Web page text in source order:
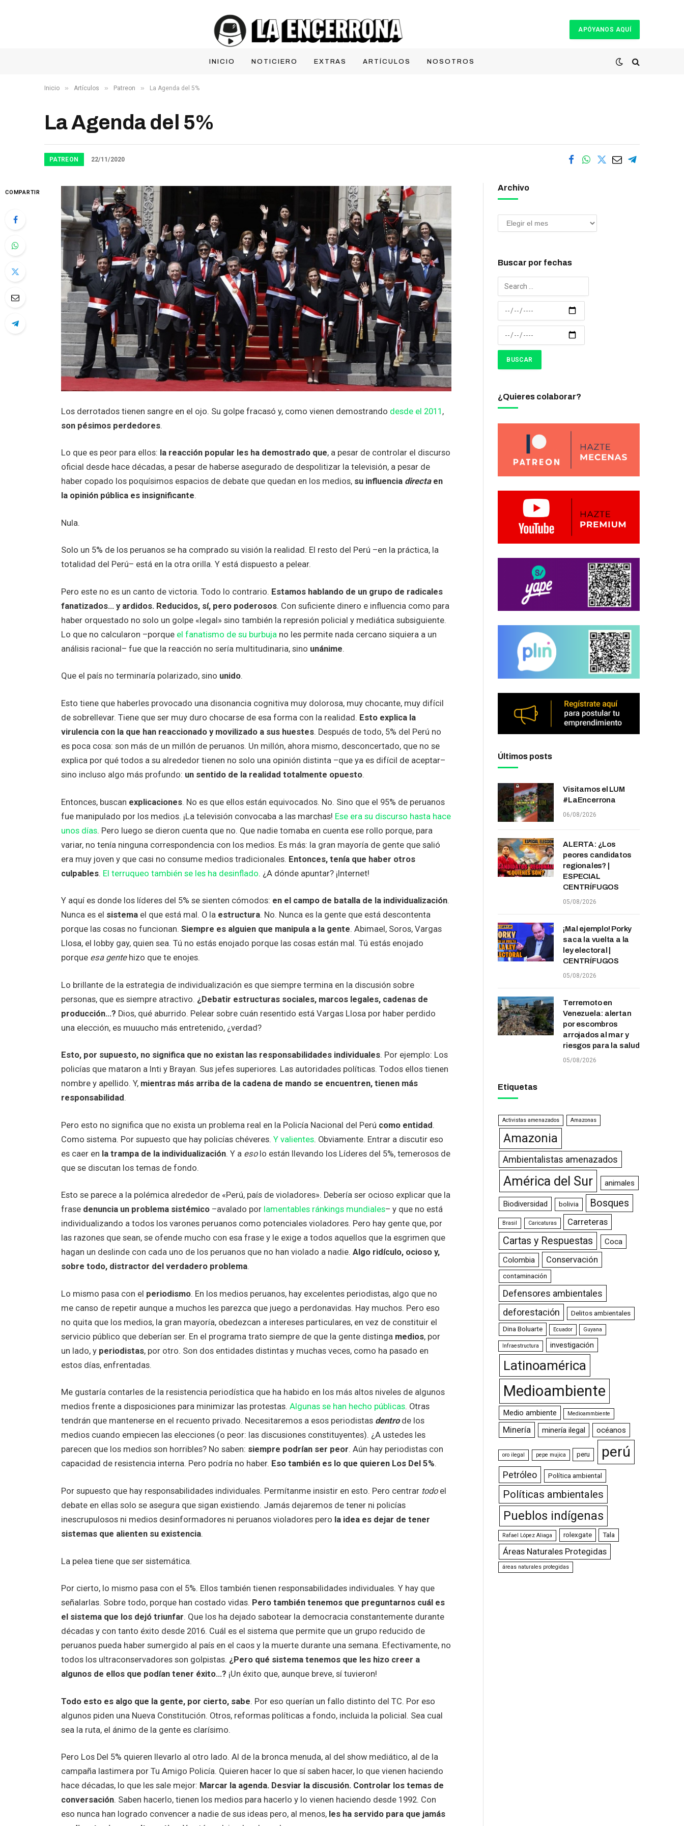
APÓYANOS AQUÍ
INICIO NOTICIERO EXTRAS ARTÍCULOS NOSOTROS
Inicio » Artículos » Patreon » La Agenda del 5%
La Agenda del 5%
PATREON 22/11/2020
COMPARTIR
Los derrotados tienen sangre en el ojo. Su golpe fracasó y, como vienen demostrando desde el 2011 ,
son pésimos perdedores.
Lo que es peor para ellos: la reacción popular les ha demostrado que, a pesar de controlar el discurso
oficial desde hace décadas, a pesar de haberse asegurado de despolitizar la televisión, a pesar de
haber copado los poquísimos espacios de debate que quedan en los medios, su influencia directaen
la opinión pública es insignificante.
Nula.
Solo un 5% de los peruanos se ha comprado su visión la realidad. El resto del Perú –en la práctica, la
totalidad del Perú– está en la otra orilla. Y está dispuesto a pelear.
Pero este no es un canto de victoria. Todo lo contrario. Estamos hablando de un grupo de radicales
fanatizados… y ardidos. Reducidos, sí, pero poderosos. Con suficiente dinero e influencia como para
haber orquestado no solo un golpe «legal» sino también la represión policial y mediática subsiguiente.
Lo que no calcularon –porque el fanatismo de su burbujano les permite nada cercano siquiera a un
análisis racional– fue que la reacción no sería multitudinaria, sino unánime.
Que el país no terminaría polarizado, sino unido.
Esto tiene que haberles provocado una disonancia cognitiva muy dolorosa, muy chocante, muy difícil
de sobrellevar. Tiene que ser muy duro chocarse de esa forma con la realidad. Esto explica la
virulencia con la que han reaccionado y movilizado a sus huestes. Después de todo, 5% del Perú no
es poca cosa: son más de un millón de peruanos. Un millón, ahora mismo, desconcertado, que no se
explica por qué todos a su alrededor tienen no solo una opinión distinta –que ya es difícil de aceptar–
sino incluso algo más profundo: un sentido de la realidad totalmente opuesto.
Entonces, buscan explicaciones. No es que ellos están equivocados. No. Sino que el 95% de peruanos
fue manipulado por los medios. ¡La televisión convocaba a las marchas! Ese era su discurso hasta hace
unos días. Pero luego se dieron cuenta que no. Que nadie tomaba en cuenta ese rollo porque, para
variar, no tenía ninguna correspondencia con los medios. Es más: la gran mayoría de gente que salió
era muy joven y que casi no consume medios tradicionales. Entonces, tenía que haber otros
culpables. El terruqueo también se les ha desinflado. ¿A dónde apuntar? ¡Internet!
Y aquí es donde los líderes del 5% se sienten cómodos: en el campo de batalla de la individualización.
Nunca es el sistemael que está mal. O la estructura. No. Nunca es la gente que está descontenta
porque las cosas no funcionan. Siempre es alguien que manipula a la gente. Abimael, Soros, Vargas
Llosa, el lobby gay, quien sea. Tú no estás enojado porque las cosas están mal. Tú estás enojado
porque esa gentehizo que te enojes.
Lo brillante de la estrategia de individualización es que siempre termina en la discusión sobre
personas, que es siempre atractivo. ¿Debatir estructuras sociales, marcos legales, cadenas de
producción…? Dios, qué aburrido. Pelear sobre cuán resentido está Vargas Llosa por haber perdido
una elección, es muuucho más entretenido, ¿verdad?
Esto, por supuesto, no significa que no existan las responsabilidades individuales. Por ejemplo: Los
policías que mataron a Inti y Brayan. Sus jefes superiores. Las autoridades políticas. Todos ellos tienen
nombre y apellido. Y, mientras más arriba de la cadena de mando se encuentren, tienen más
responsabilidad .
Pero esto no significa que no exista un problema real en la Policía Nacional del Perú como entidad.
Como sistema. Por supuesto que hay policías chéveres. Y valientes. Obviamente. Entrar a discutir eso
es caer en la trampa de la individualización. Y a esolo están llevando los Líderes del 5%, temerosos de
que se discutan los temas de fondo.
Esto se parece a la polémica alrededor de «Perú, país de violadores». Debería ser ocioso explicar que la
frase denuncia un problema sistémico–avalado por lamentables ránkings mundiales– y que no está
individualizando a todos los varones peruanos como potenciales violadores. Pero hay gente que, por
las razones que sean, se ofende mucho con esa frase y le exige a todos aquellos que la esgrimen que
hagan un deslinde con cada uno de los peruanos que no han violado a nadie. Algo ridículo, ocioso y,
sobre todo, distractor del verdadero problema.
Lo mismo pasa con el periodismo. En los medios peruanos, hay excelentes periodistas, algo que no
me canso de repetir aunque a muchos les parezca que juego a perdonavidas. Hay muchos. Pero eso
no quita que los medios, la gran mayoría, obedezcan a intereses particulares, en vez de constituir el
servicio público que deberían ser. En el programa trato siempre de que la gente distinga medios, por
un lado, y periodistas, por otro. Son dos entidades distintas y muchas veces, como ha pasado en
estos días, enfrentadas.
Me gustaría contarles de la resistencia periodística que ha habido en los más altos niveles de algunos
medios frente a disposiciones para minimizar las protestas. Algunas se han hecho públicas. Otras
tendrán que mantenerse en el recuento privado. Necesitaremos a esos periodistas dentrode los
medios cuando empiecen las elecciones (o peor: las discusiones constituyentes). ¿A ustedes les
parecen que los medios son horribles? No saben: siempre podrían ser peor. Aún hay periodistas con
capacidad de resistencia interna. Pero podría no haber. Eso también es lo que quieren Los Del 5%.
Por supuesto que hay responsabilidades individuales. Permítanme insistir en esto. Pero centrar todoel
debate en ellas solo se asegura que sigan existiendo. Jamás dejaremos de tener ni policías
inescrupulosos ni medios desinformadores ni peruanos violadores pero la idea es dejar de tener
sistemas que alienten su existencia.
La pelea tiene que ser sistemática.
Por cierto, lo mismo pasa con el 5%. Ellos también tienen responsabilidades individuales. Y hay que
señalarlas. Sobre todo, porque han costado vidas. Pero también tenemos que preguntarnos cuál es
el sistema que los dejó triunfar. Que los ha dejado sabotear la democracia constantemente durante
décadas y con tanto éxito desde 2016. Cuál es el sistema que permite que un grupo reducido de
peruanos pueda haber sumergido al país en el caos y la muerte durante una semana. Efectivamente, no
todos los ultraconservadores son golpistas. ¿Pero qué sistema tenemos que les hizo creer a
algunos de ellos que podían tener éxito…? ¡Un éxito que, aunque breve, sí tuvieron!
Todo esto es algo que la gente, por cierto, sabe. Por eso querían un fallo distinto del TC. Por eso
algunos piden una Nueva Constitución. Otros, reformas políticas a fondo, incluida la policial. Sea cual
sea la ruta, el ánimo de la gente es clarísimo.
Pero Los Del 5% quieren llevarlo al otro lado. Al de la bronca menuda, al del show mediático, al de la
campaña lastimera por Tu Amigo Policía. Quieren hacer lo que sí saben hacer, lo que vienen haciendo
hace décadas, lo que les sale mejor: Marcar la agenda. Desviar la discusión. Controlar los temas de
conversación. Saben hacerlo, tienen los medios para hacerlo y lo vienen haciendo desde 1992. Con
eso nunca han logrado convencer a nadie de sus ideas pero, al menos, les ha servido para que jamás
Archivo
Buscar por fechas
¿Quieres colaborar?
Últimos posts
Visitamos el LUM
#LaEncerrona
06/08/2026
ALERTA: ¿Los
peores candidatos
regionales? |
ESPECIAL
CENTRÍFUGOS
05/08/2026
¡Mal ejemplo! Porky
saca la vuelta a la
ley electoral |
CENTRÍFUGOS
05/08/2026
Terremoto en
Venezuela: alertan
por escombros
arrojados al mar y
riesgos para la salud
05/08/2026
Etiquetas
Activistas amenazados Amazonas
Amazonia
Ambientalistas amenazados
América del Sur animales
Biodiversidad bolivia Bosques
Brasil Caricaturas Carreteras
Cartas y Respuestas
Coca
Colombia
Conservación
contaminación
Defensores ambientales
deforestación
Delitos ambientales
Dina Boluarte Ecuador Guyana
Infraestructura investigación
Latinoamérica
Medioambiente
Medio ambiente Medioammbiente
Minería minería ilegal océanos
oro ilegal pepe mujica peru perú
Petróleo Política ambiental
Políticas ambientales
Pueblos indígenas
Rafael López Aliaga rolexgate Tala
Áreas Naturales Protegidas
áreas naturales protegidas